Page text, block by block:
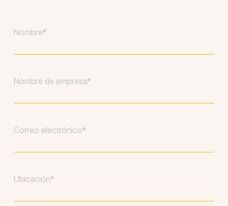
Tu
Compañía*
Tu
electrónico*
Ubicación*